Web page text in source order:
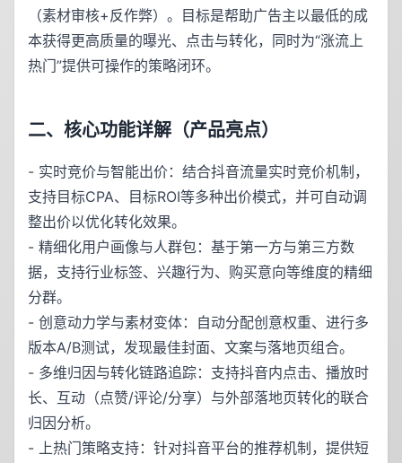
（素材审核+反作弊）。目标是帮助广告主以最低的成
本获得更高质量的曝光、点击与转化，同时为“涨流上
热门”提供可操作的策略闭环。
二、核心功能详解（产品亮点）
- 实时竞价与智能出价：结合抖音流量实时竞价机制，
支持目标CPA、目标ROI等多种出价模式，并可自动调
整出价以优化转化效果。
- 精细化用户画像与人群包：基于第一方与第三方数
据，支持行业标签、兴趣行为、购买意向等维度的精细
分群。
- 创意动力学与素材变体：自动分配创意权重、进行多
版本A/B测试，发现最佳封面、文案与落地页组合。
- 多维归因与转化链路追踪：支持抖音内点击、播放时
长、互动（点赞/评论/分享）与外部落地页转化的联合
归因分析。
- 上热门策略支持：针对抖音平台的推荐机制，提供短